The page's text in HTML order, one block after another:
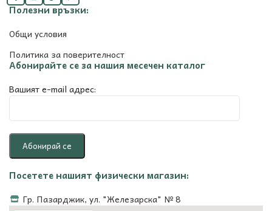
Полезни връзки:
Общи условия
Политика за поверителност
Абонирайте се за нашия месечен каталог
Вашият e-mail адрес:
Посетете нашият физически магазин:
Гр. Пазарджик, ул. "Железарска" № 8